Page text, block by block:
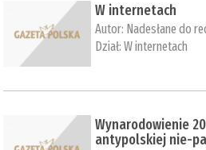
W internetach
Autor: Nadesłane do
Dział:W internetach
Wynarodowienie
antypolskiej nie-